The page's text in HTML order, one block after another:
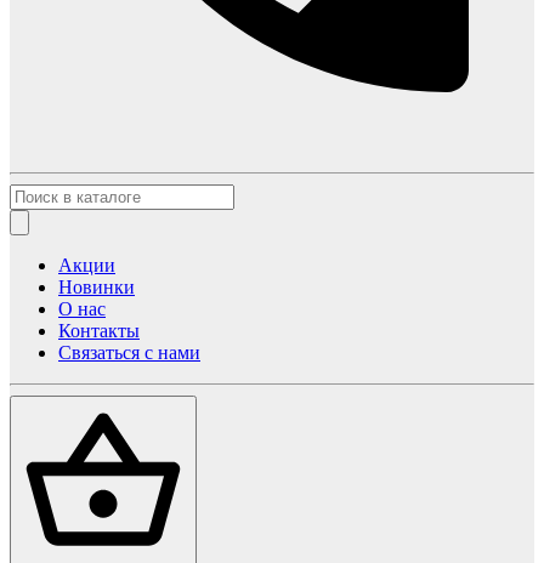
Акции
Новинки
О нас
Контакты
Связаться с нами